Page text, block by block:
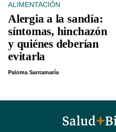
ALIMENTACIÓN
Alergia a la sandía:
síntomas, hinchazón
y quiénes deberían
evitarla
Paloma Santamaría